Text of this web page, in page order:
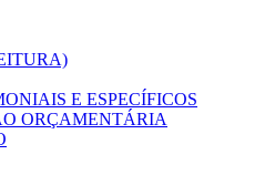
E ESPECÍFICOS
ORÇAMENTÁRIA